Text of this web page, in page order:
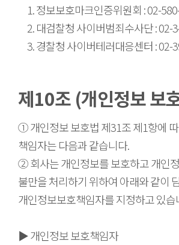
1. 정보보호마크인증위원회 : 02-
2. 대검찰청 사이버범죄수사단 : 02-
3. 경찰청 사이버테러대응센터 : 02-
제10조 (개인정보 보
① 개인정보 보호법 제31조 제1항에
책임자는 다음과 같습니다.
② 회사는 개인정보를 보호하고 개인
불만을 처리하기 위하여 아래와 같이
개인정보보호책임자를 지정하고 있습
▶ 개인정보 보호책임자